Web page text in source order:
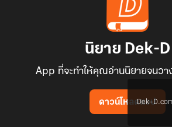
นิยาย Dek-D
App ที่จะทำให้คุณอ่านนิยายจนวา
ดาวน์โหลดแอป
Dek-